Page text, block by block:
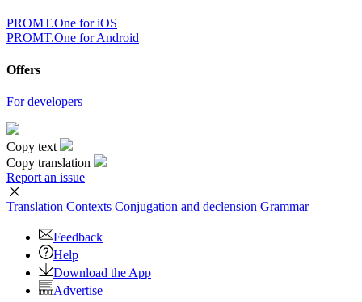
PROMT.One for iOS
PROMT.One for Android
Offers
For developers
Copy text
Copy translation
Report an issue
Translation Contexts Conjugation and declension Grammar
Feedback
Help
Download the App
Advertise